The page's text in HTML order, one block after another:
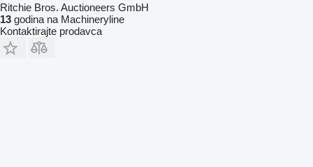
Ritchie Bros. Auctioneers GmbH
13 godina na Machineryline
Kontaktirajte prodavca